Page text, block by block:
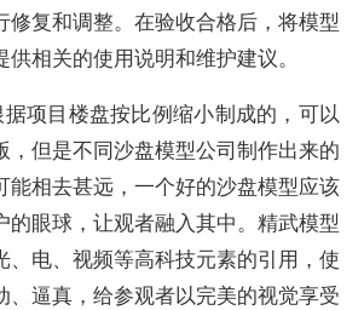
修复和调整。在验收合格后，将模型
相关的使用说明和维护建议。
项目楼盘按比例缩小制成的，可以
，但是不同沙盘模型公司制作出来的
能相去甚远，一个好的沙盘模型应该
的眼球，让观者融入其中。精武模型
、电、视频等高科技元素的引用，使
、逼真，给参观者以完美的视觉享受